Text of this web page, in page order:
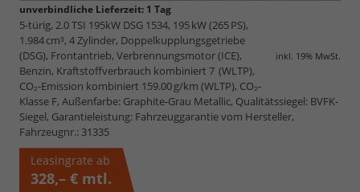
inkl. 19% MwSt.
unverbindliche Lieferzeit: 1 Tag
5-türig, 2.0 TSI 195kW DSG 1534, 195 kW (265 PS),
1.984 cm³, 4 Zylinder, Doppelkupplungsgetriebe
(DSG), Frontantrieb, Verbrennungsmotor (ICE),
Benzin, Kraftstoffverbrauch kombiniert 7 (WLTP),
CO₂-Emission kombiniert 159.00 g/km (WLTP), CO₂-
Klasse F, Außenfarbe: Graphite-Grau Metallic, Qualitätssiegel: BVFK-
Siegel, Garantieleistung: Fahrzeuggarantie vom Hersteller,
Fahrzeugnr.: 31335
Leasingrate ab
328,– € mtl.